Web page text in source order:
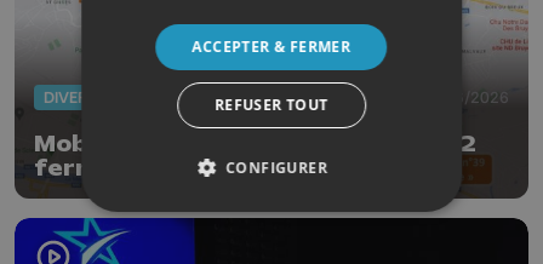
DIVERS 05/06/2026
Mobilité : la liaison E25-E40/A602
fermée 5 nuits pour l’entretien
trimestriel
ACCEPTER & FERMER
REFUSER TOUT
CONFIGURER